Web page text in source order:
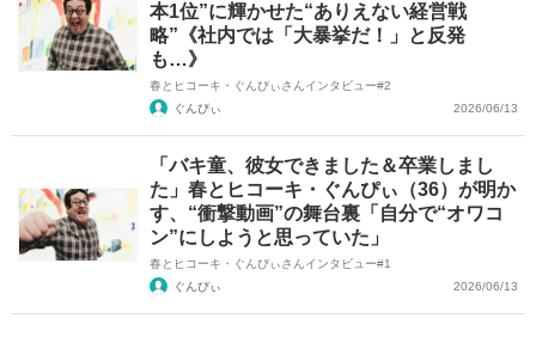
本1位”に輝かせた“ありえない経営戦
略”《社内では「大暴挙だ！」と反発
も…》
春とヒコーキ・ぐんぴぃさんインタビュー#2
ぐんぴぃ
2026/06/13
「バキ童、彼女できました＆卒業しまし
た」春とヒコーキ・ぐんぴぃ（36）が明か
す、“衝撃動画”の舞台裏「自分で“オワコ
ン”にしようと思っていた」
春とヒコーキ・ぐんぴぃさんインタビュー#1
ぐんぴぃ
2026/06/13